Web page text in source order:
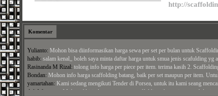
http://
Komentar
Yulianto: Mohon bisa diinformasikan harga sewa per set per bulan untuk
habib: salam kenal,, boleh saya minta daftar harga untuk smua jenis scafulding yg
Rasinanda M Rizal: tolong info harga per piece per item. terima kasih 2.
Bondan: Mohon info harga scaffolding batang, baik per set maupun per item.
yamartahan: Kami sedang mengikuti Tender di Porsea, untuk itu kami seang
Adi Wiratman: Mohon dikirimkan penawaran scaffolding alumunium untuk